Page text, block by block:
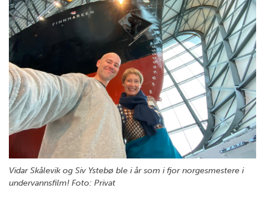
Vidar Skålevik og Siv Ystebø ble i år som i fjor norgesmestere i
undervannsfilm! Foto: Privat